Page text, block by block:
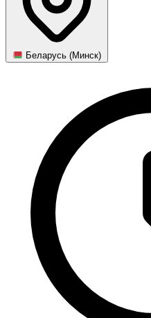
Беларусь (Минск)